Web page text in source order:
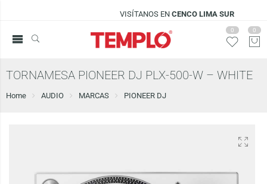
VISÍTANOS ENCENCO LIMA SUR
0 0
TORNAMESA PIONEER DJ PLX-500-W – WHITE
Home AUDIO MARCAS PIONEER DJ